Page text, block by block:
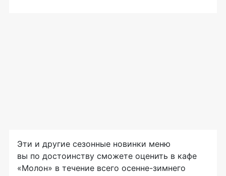
Эти и другие сезонные новинки меню
вы по достоинству сможете оценить в кафе
«Молон» в течение всего осенне-зимнего